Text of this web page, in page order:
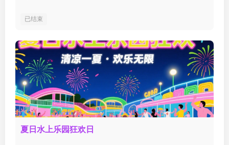
已结束
夏日水上乐园狂欢日